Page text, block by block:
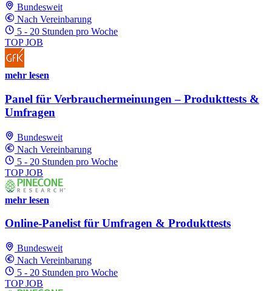
Bundesweit
Nach Vereinbarung
5 - 20 Stunden pro Woche
TOP JOB
mehr lesen
Panel für Verbrauchermeinungen – Produkttests &
Umfragen
Bundesweit
Nach Vereinbarung
5 - 20 Stunden pro Woche
TOP JOB
mehr lesen
Online-Panelist für Umfragen & Produkttests
Bundesweit
Nach Vereinbarung
5 - 20 Stunden pro Woche
TOP JOB